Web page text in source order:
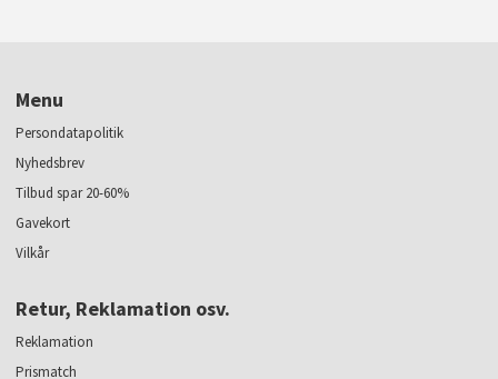
Menu
Persondatapolitik
Nyhedsbrev
Tilbud spar 20-60%
Gavekort
Vilkår
Retur, Reklamation osv.
Reklamation
Prismatch